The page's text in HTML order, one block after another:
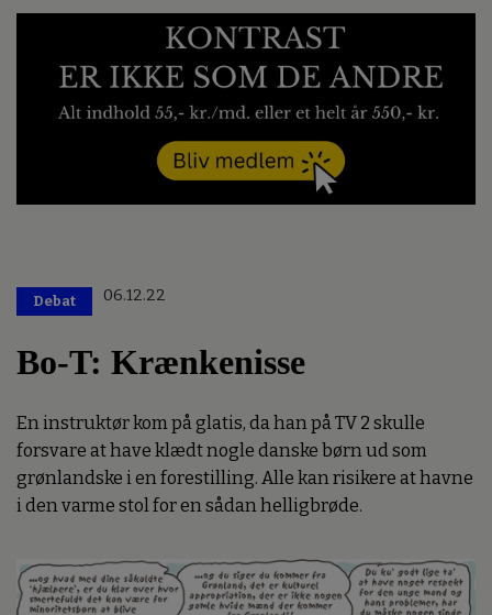
Debat 06.12.22
Bo-T: Krænkenisse
En instruktør kom på glatis, da han på TV 2 skulle
forsvare at have klædt nogle danske børn ud som
grønlandske i en forestilling. Alle kan risikere at havne
i den varme stol for en sådan helligbrøde.